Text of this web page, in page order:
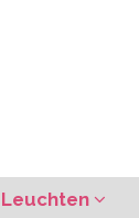
Leuchten